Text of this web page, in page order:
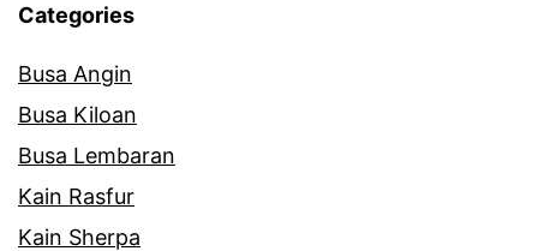
Categories
Busa Angin
Busa Kiloan
Busa Lembaran
Kain Rasfur
Kain Sherpa